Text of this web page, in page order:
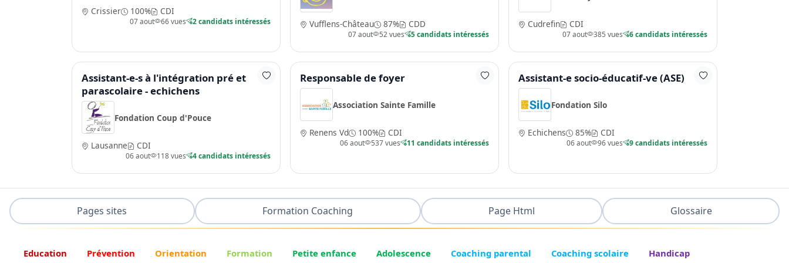
Crissier 100% CDI
07 aout 66 vues 2 candidats intéressés Vufflens-Château 87% CDD
07 aout 52 vues 5 candidats intéressés
Cudrefin CDI
07 aout 385 vues 6 candidats intéressés
Assistant-e-s à l'intégration pré et
parascolaire - echichens
Fondation Coup d'Pouce
Lausanne CDI
06 aout 118 vues 4 candidats intéressés
Responsable de foyer
Association Sainte Famille
Renens Vd 100% CDI
06 aout 537 vues 11 candidats intéressés
Assistant-e socio-éducatif-ve (ASE)
Fondation Silo
Echichens 85% CDI
06 aout 96 vues 9 candidats intéressés
Pages sites Formation Coaching Page Html Glossaire
Education Prévention Orientation Formation Petite enfance Adolescence Coaching parental Coaching scolaire Handicap